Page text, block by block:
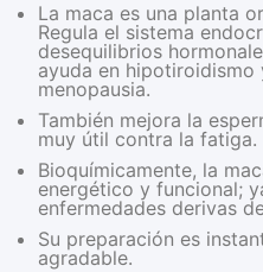
La maca es una planta
Regula el sistema
desequilibrios
ayuda en hipotiroidismo
menopausia.
También mejora la
muy útil contra la fatiga.
Bioquímicamente, la
energético y funcional;
enfermedades derivas
Su preparación es
agradable.